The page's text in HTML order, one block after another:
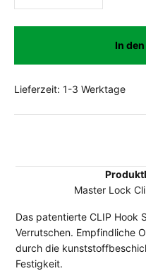
In
Lieferzeit: 1-3 Werktage
Master Lock
Das patentierte CLIP Hook
Verrutschen. Empfindliche
durch die
Festigkeit.